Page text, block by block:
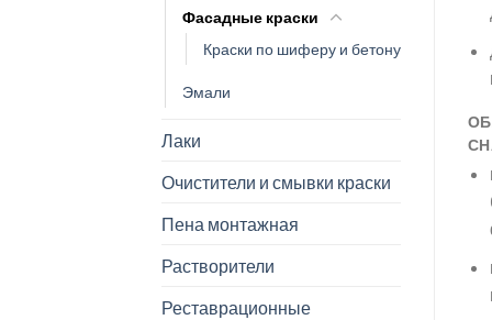
Фасадные краски
Краски по шиферу и бетону
Эмали
Лаки
Очистители и смывки краски
Пена монтажная
Растворители
Реставрационные